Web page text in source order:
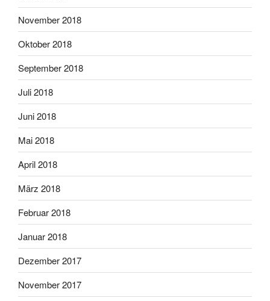
November 2018
Oktober 2018
September 2018
Juli 2018
Juni 2018
Mai 2018
April 2018
März 2018
Februar 2018
Januar 2018
Dezember 2017
November 2017